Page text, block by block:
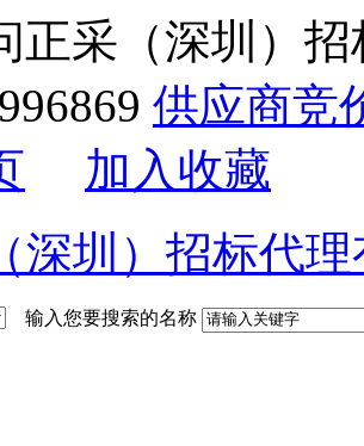
正采（深圳）
供应商竞
加入收藏
深圳）招标代
输入您要搜索的名称